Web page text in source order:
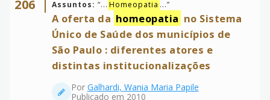
206 Assuntos: “... Homeopatia ...”
A oferta da homeopatia no Sistema
Único de Saúde dos municípios de
São Paulo : diferentes atores e
distintas institucionalizações
Por Galhardi, Wania Maria Papile
Publicado em 2010